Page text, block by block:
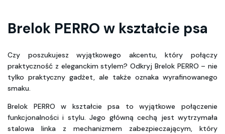
Brelok PERRO w kształcie psa
Czy poszukujesz wyjątkowego akcentu, który połączy
praktyczność z eleganckim stylem? Odkryj Brelok PERRO – nie
tylko praktyczny gadżet, ale także oznaka wyrafinowanego
smaku.
Brelok PERRO w kształcie psa to wyjątkowe połączenie
funkcjonalności i stylu. Jego główną cechą jest wytrzymała
stalowa linka z mechanizmem zabezpieczającym, który